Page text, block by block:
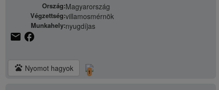
Ország:Magyarország
Végzettség:villamosmérnök
Munkahely:nyugdíjas
email facebook
pets Nyomot hagyok 1